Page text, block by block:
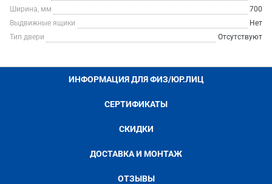
Ширина, мм
700
Выдвижные ящики
Нет
Тип двери
Отсутствуют
ИНФОРМАЦИЯ ДЛЯ ФИЗ/ЮР.ЛИЦ
СЕРТИФИКАТЫ
СКИДКИ
ДОСТАВКА И МОНТАЖ
ОТЗЫВЫ